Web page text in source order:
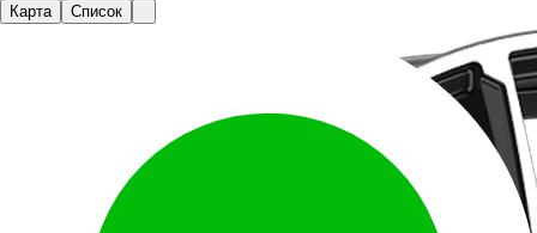
Карта Список